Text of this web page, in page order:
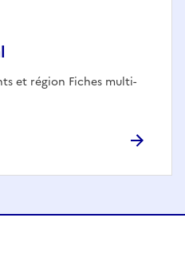
et région Fiches multi-